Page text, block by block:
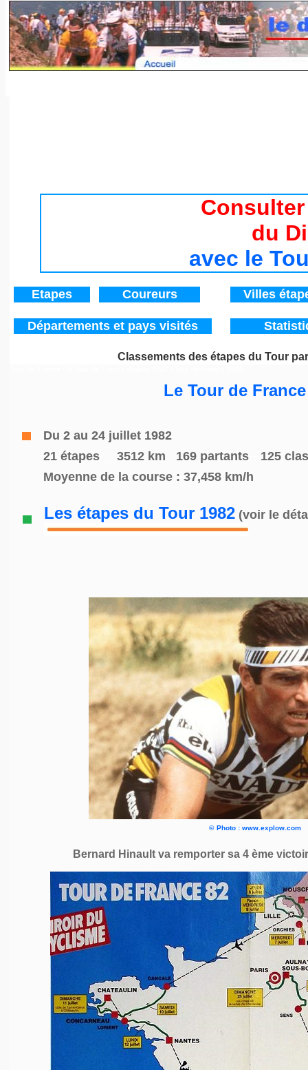
du
avec le
Etapes Coureurs Villes
Départements et pays visités
Classements des étapes du Tour
Le Tour de France
Du 2 au 24 juillet 1982
21 étapes
3512 km 169 partants
125
Moyenne de la course : 37,458 km/h
Les étapes du Tour 1982 (voir le
© Photo : www.explow.com
Bernard Hinault va remporter sa 4 ème